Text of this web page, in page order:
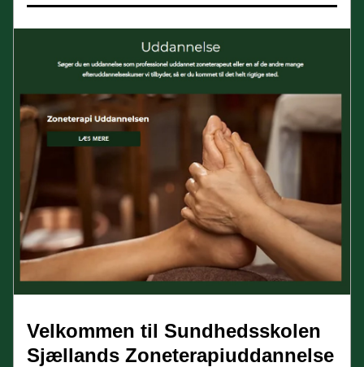
Velkommen til Sundhedsskolen
Sjællands Zoneterapiuddannelse